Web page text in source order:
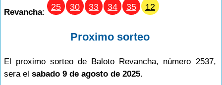
Revancha:
25 30 33 34 35 12
Proximo sorteo
El proximo sorteo de Baloto Revancha, número 2537,
sera el sabado 9 de agosto de 2025.